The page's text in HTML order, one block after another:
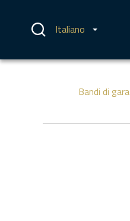
contenuto Italiano
Bandi di gara